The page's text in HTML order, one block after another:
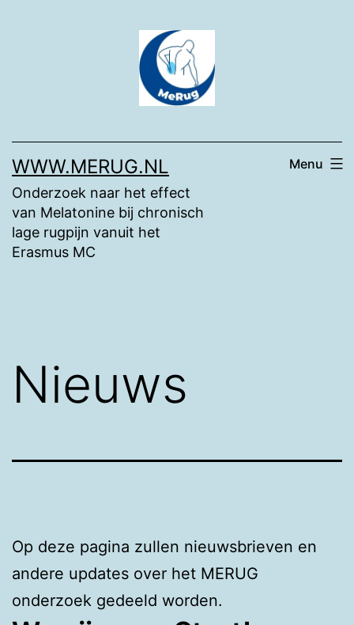
WWW.MERUG.NL
Onderzoek naar het effect
van Melatonine bij chronisch
lage rugpijn vanuit het
Erasmus MC
Menu
Nieuws
Op deze pagina zullen nieuwsbrieven en
andere updates over het MERUG
onderzoek gedeeld worden.